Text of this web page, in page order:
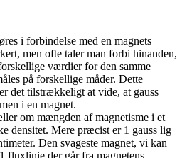
i forbindelse med en magnets
men ofte taler man forbi hinanden,
værdier for den samme
på forskellige måder. Dette
det tilstrækkeligt at vide, at gauss
i en magnet.
om mængden af magnetisme i et
densitet. Mere præcist er 1 gauss lig
Den svageste magnet, vi kan
fluxlinie der går fra magnetens